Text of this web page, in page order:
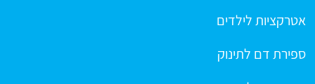
אטרקציות לילדים
ספירת דם לתינוק